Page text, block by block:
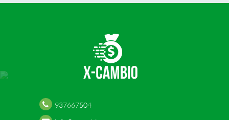
937667504